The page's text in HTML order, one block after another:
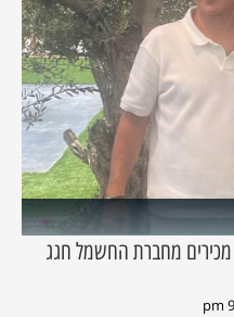
מכירים מחברת החשמל חגג